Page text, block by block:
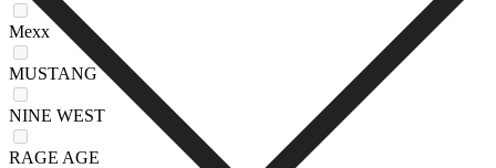
Mexx
MUSTANG
NINE WEST
RAGE AGE